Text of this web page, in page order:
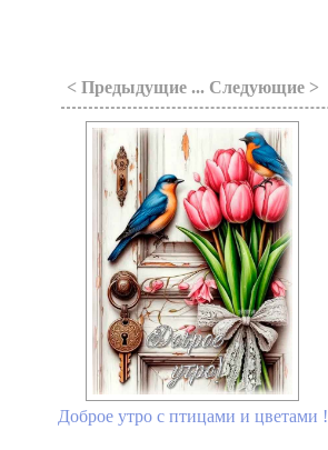
< Предыдущие ... Следующие >
Доброе утро с птицами и цветами !